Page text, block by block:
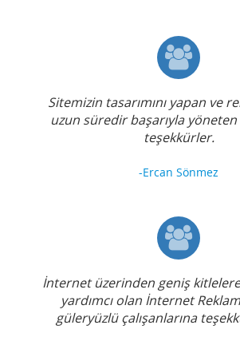
Sitemizin tasarımını yapan ve
uzun süredir başarıyla yöneten
teşekkürler.
-Ercan Sönmez
İnternet üzerinden geniş
yardımcı olan İnternet
güleryüzlü çalışanlarına